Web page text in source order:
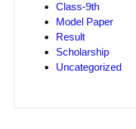
Class-9th
Model Paper
Result
Scholarship
Uncategorized